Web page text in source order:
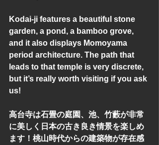
Kodai-ji features a beautiful stone
garden, a pond, a bamboo grove,
and it also displays Momoyama
period architecture. The path that
leads to that temple is very discrete,
but it’s really worth visiting if you ask
us!
高台寺は石畳の庭園、池、竹藪が非常
に美しく日本の古き良き情景を楽しめ
ます！桃山時代からの建築物が存在感